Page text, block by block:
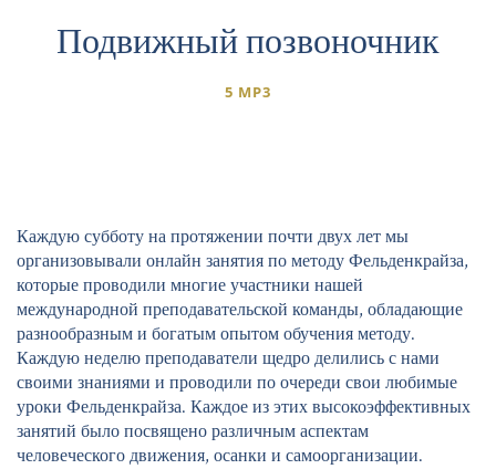
Подвижный позвоночник
5 MP3
Каждую субботу на протяжении почти двух лет мы
организовывали онлайн занятия по методу Фельденкрайза,
которые проводили многие участники нашей
международной преподавательской команды, обладающие
разнообразным и богатым опытом обучения методу.
Каждую неделю преподаватели щедро делились с нами
своими знаниями и проводили по очереди свои любимые
уроки Фельденкрайза. Каждое из этих высокоэффективных
занятий было посвящено различным аспектам
человеческого движения, осанки и самоорганизации.